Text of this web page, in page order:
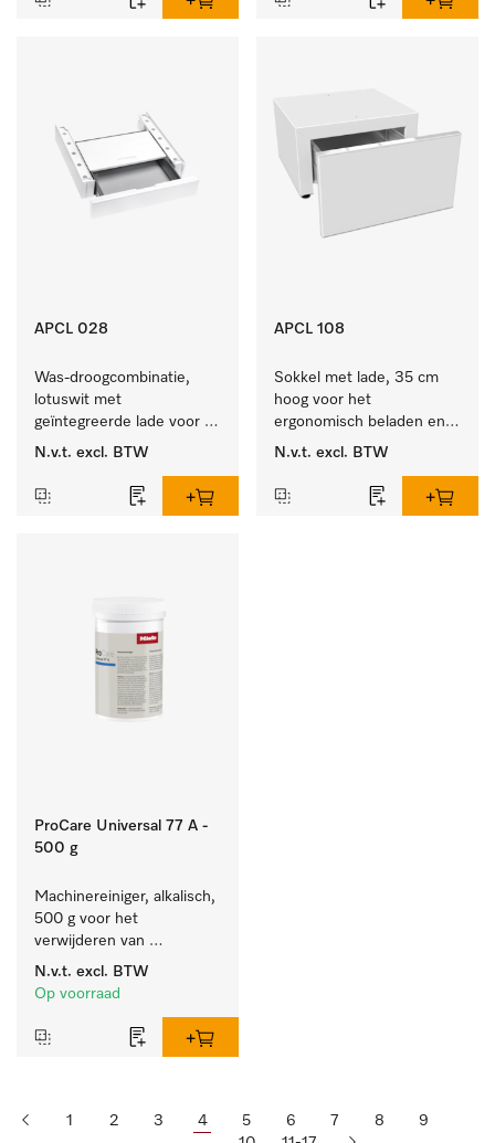
APCL 028
Was-droogcombinatie,
lotuswit met
geïntegreerde lade voor
een bijzonder
droogzuil. .
N.v.t. excl. BTW
APCL 108
Sokkel met lade, 35 cm
hoog voor het
ergonomisch beladen en
legen van de wasmachine
N.v.t. excl. BTW
ProCare Universal 77 A -
500 g
Machinereiniger, alkalisch,
500 g voor het
verwijderen van
hardnekkige
zetmeelaanslag.
N.v.t. excl. BTW
Op voorraad
1 2 3 4 5 6 7 8
9